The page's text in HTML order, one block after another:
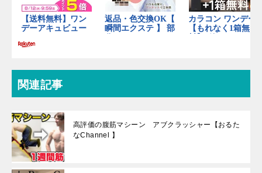
関連記事
高評価の腹筋マシーン アブクラッシャー【おるた
なChannel 】